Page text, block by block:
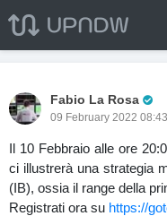
Fabio La Rosa
09 February 2022
Il 10 Febbraio alle ore
ci illustrerà una strategia
(IB), ossia il range della
Registrati ora su https://